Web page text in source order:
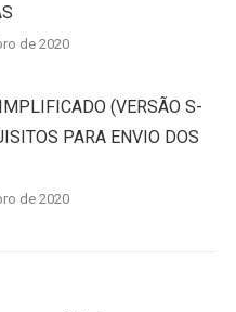
de 2020
(VERSÃO S-
PARA ENVIO DOS
de 2020